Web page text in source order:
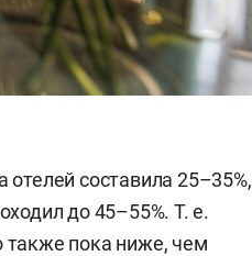
составила 25–35%,
до 45–55%. Т. е.
также пока ниже, чем